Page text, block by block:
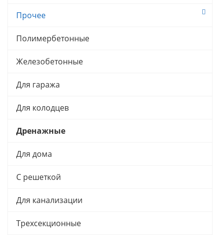
Прочее
Полимербетонные
Железобетонные
Для гаража
Для колодцев
Дренажные
Для дома
С решеткой
Для канализации
Трехсекционные